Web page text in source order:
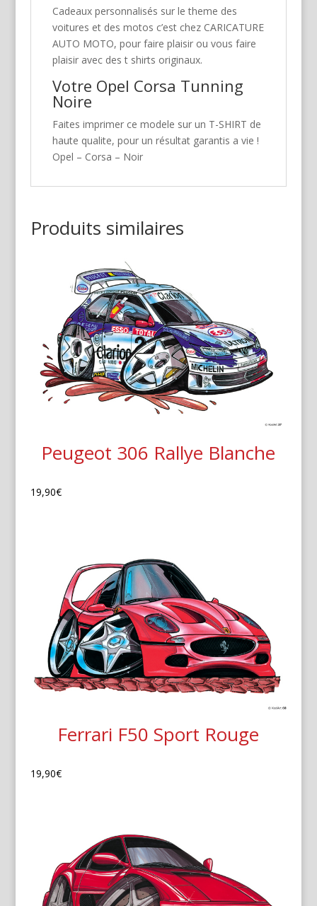
Cadeaux personnalisés sur le theme des
voitures et des motos c’est chez CARICATURE
AUTO MOTO, pour faire plaisir ou vous faire
plaisir avec des t shirts originaux.
Votre Opel Corsa Tunning
Noire
Faites imprimer ce modele sur un T-SHIRT de
haute qualite, pour un résultat garantis a vie !
Opel – Corsa – Noir
Produits similaires
Peugeot 306 Rallye Blanche
19,90€
Ferrari F50 Sport Rouge
19,90€